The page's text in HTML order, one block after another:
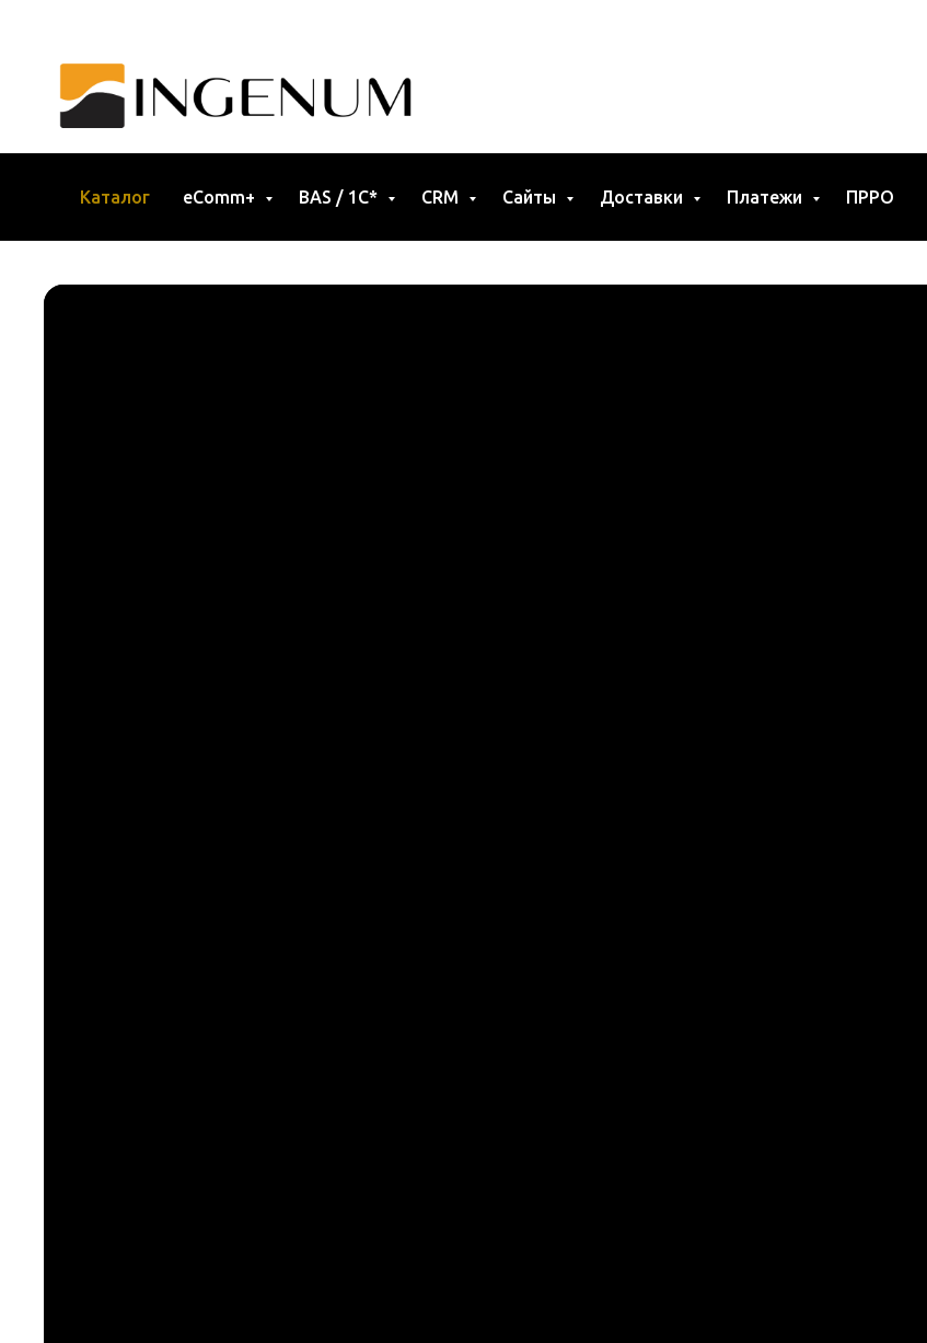
Работаем по всей Украине, Европе и Азии (кроме России и Беларуси)
Каталог eComm+ BAS / 1C* CRM Сайты Доставки Платежи ПРРО